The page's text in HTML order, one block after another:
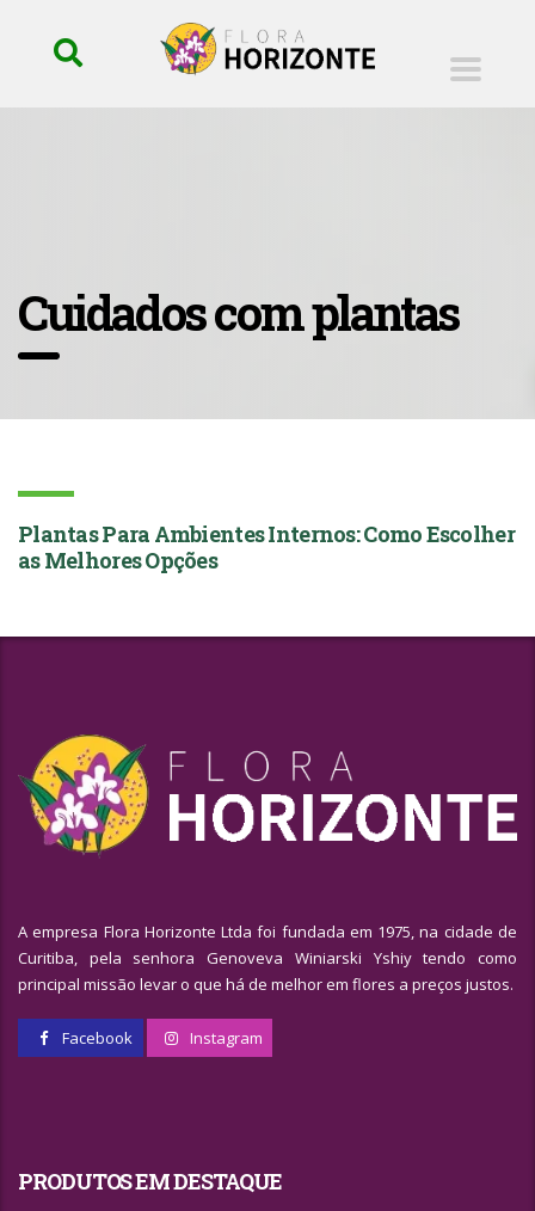
Cuidados com plantas
Plantas Para Ambientes Internos: Como Escolher
as Melhores Opções
A empresa Flora Horizonte Ltda foi fundada em 1975, na cidade de
Curitiba, pela senhora Genoveva Winiarski Yshiy tendo como
principal missão levar o que há de melhor em flores a preços justos.
Facebook Instagram
PRODUTOS EM DESTAQUE